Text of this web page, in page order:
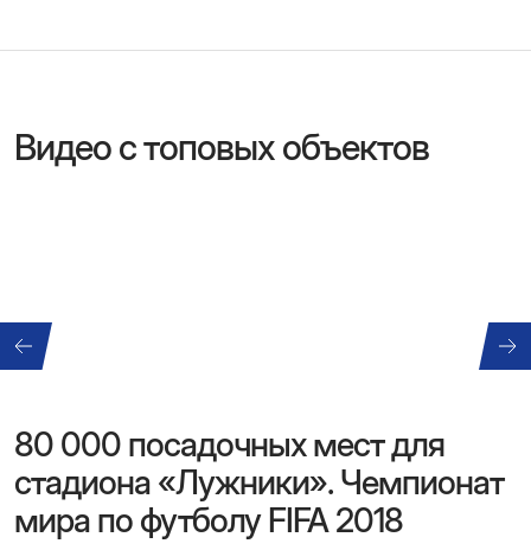
Видео с топовых объектов
80 000 посадочных мест для
стадиона «Лужники». Чемпионат
мира по футболу FIFA 2018